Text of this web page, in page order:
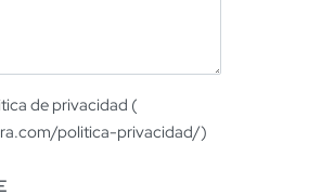
de privacidad (
politica-privacidad/)